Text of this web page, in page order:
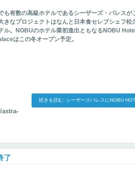
も有数の高級ホテルであるシーザーズ・パレスが
きなプロジェクトはなんと日本食セレブシェフ松
ル。NOBUのホテル業初進出ともなるNOBU
はこの冬オープン予定。
続きを読む: シーザーズパレスにNOBU
了